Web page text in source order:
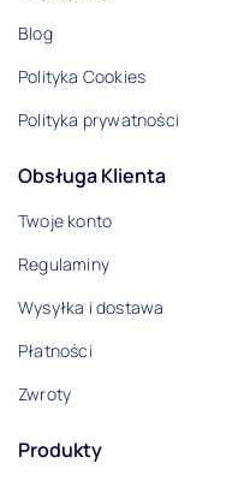
Blog
Polityka Cookies
Polityka prywatności
Obsługa Klienta
Twoje konto
Regulaminy
Wysyłka i dostawa
Płatności
Zwroty
Produkty